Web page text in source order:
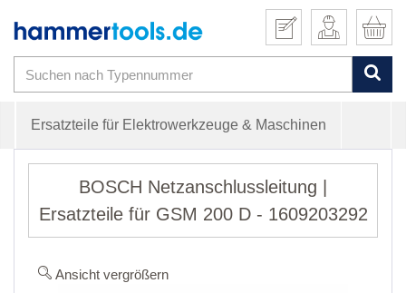
Ersatzteile für Elektrowerkzeuge & Maschinen
BOSCH Netzanschlussleitung |
Ersatzteile für GSM 200 D - 1609203292
Ansicht vergrößern